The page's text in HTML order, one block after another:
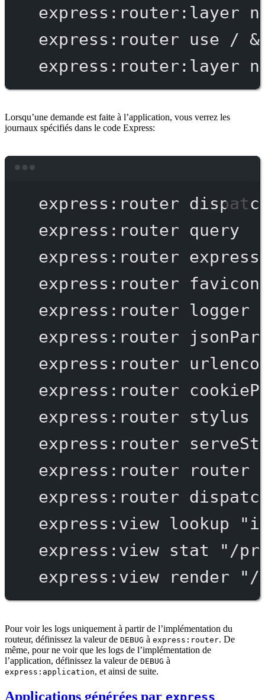
express:router:layer
express:router
use / &
express:router:layer
Lorsqu’une demande est faite à l’application, vous verrez les
journaux spécifiés dans le code Express:
express:router
express:router
query
express:router
express:router
favicon
express:router
logger
express:router
express:router
express:router
express:router
stylus
express:router
express:router
router
express:router
express:view
lookup
express:view
stat
"/
express:view
render "/
Pour voir les logs uniquement à partir de l’implémentation du
routeur, définissez la valeur de DEBUG à express:router. De
même, pour ne voir que les logs de l’implémentation de
l’application, définissez la valeur de DEBUG à
express:application, et ainsi de suite.
Applications générées par express